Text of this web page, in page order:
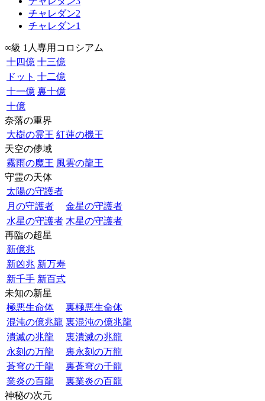
チャレダン2
チャレダン1
∞級 1人専用コロシアム
十四億 十三億
ドット 十二億
十一億 裏十億
十億
奈落の重界
大樹の霊王 紅蓮の機王
天空の儚域
霧雨の魔王 風雲の龍王
守霊の天体
太陽の守護者
月の守護者
金星の守護者
水星の守護者 木星の守護者
再臨の超星
新億兆
新凶兆 新万寿
新千手 新百式
未知の新星
極悪生命体
裏極悪生命体
混沌の億兆龍 裏混沌の億兆龍
潰滅の兆龍
裏潰滅の兆龍
永刻の万龍
裏永刻の万龍
蒼穹の千龍
裏蒼穹の千龍
業炎の百龍
裏業炎の百龍
神秘の次元